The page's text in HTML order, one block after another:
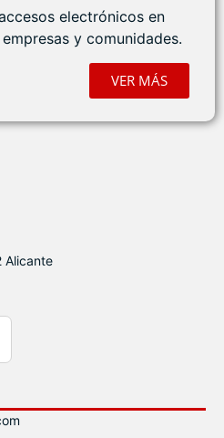
electrónicos en
y comunidades.
VER MÁS
Alicante